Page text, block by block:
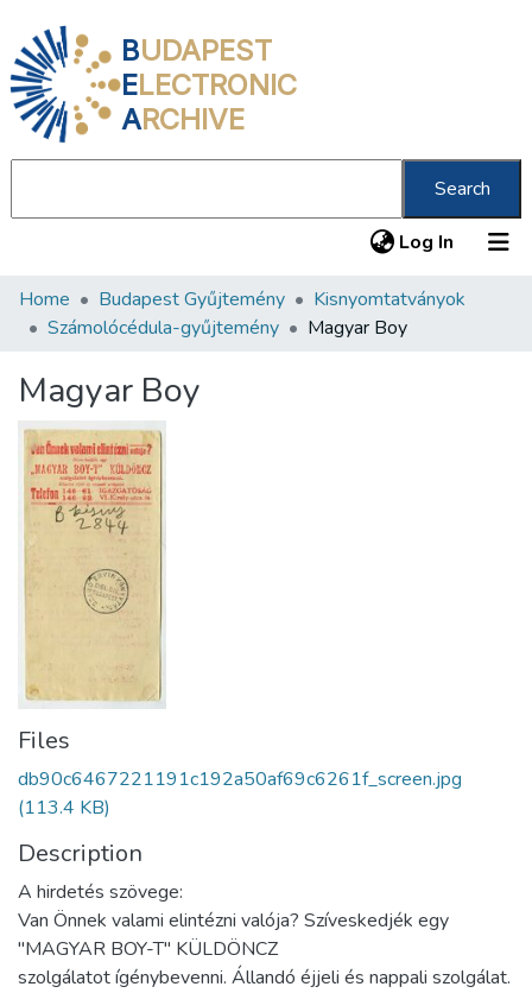
BUDAPEST
ELECTRONIC
ARCHIVE
Search
Log In (current)
Communities & Collections
Statistics
About us
Home Budapest Gyűjtemény
Kisnyomtatványok
Számolócédula-gyűjtemény
Magyar Boy
Magyar Boy
Files
db90c6467221191c192a50af69c6261f_screen.jpg
(113.4 KB)
Description
A hirdetés szövege:
Van Önnek valami elintézni valója? Szíveskedjék egy
"MAGYAR BOY-T" KÜLDÖNCZ
szolgálatot ígénybevenni. Állandó éjjeli és nappali szolgálat.